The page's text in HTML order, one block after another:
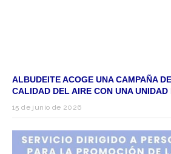
ALBUDEITE ACOGE UNA CAMPAÑA
CALIDAD DEL AIRE CON UNA
15 de junio de 2026